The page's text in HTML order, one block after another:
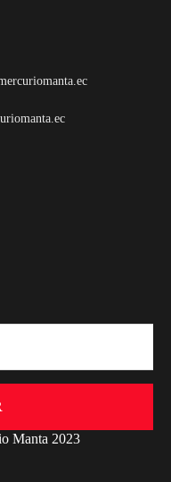
Manta 2023